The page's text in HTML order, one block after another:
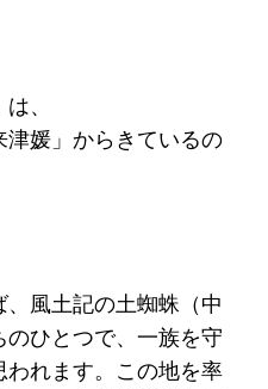
、
媛」からきているの
、風土記の土蜘蛛（中
ひとつで、一族を守
れます。この地を率